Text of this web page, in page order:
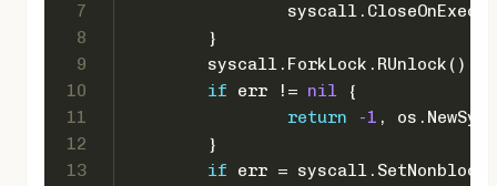
7
8
9
10
11
12
13
	}
	syscall.ForkLock.RUnlock()
if err != nil {
return
-1 ,
	}
if err =